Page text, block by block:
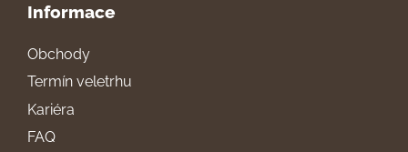
Informace
Obchody
Termín veletrhu
Kariéra
FAQ